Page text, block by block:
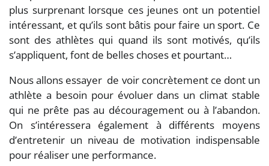
plus surprenant lorsque ces jeunes ont un potentiel
intéressant, et qu’ils sont bâtis pour faire un sport. Ce
sont des athlètes qui quand ils sont motivés, qu’ils
s’appliquent, font de belles choses et pourtant…
Nous allons essayer de voir concrètement ce dont un
athlète a besoin pour évoluer dans un climat stable
qui ne prête pas au découragement ou à l’abandon.
On s’intéressera également à différents moyens
d’entretenir un niveau de motivation indispensable
pour réaliser une performance.